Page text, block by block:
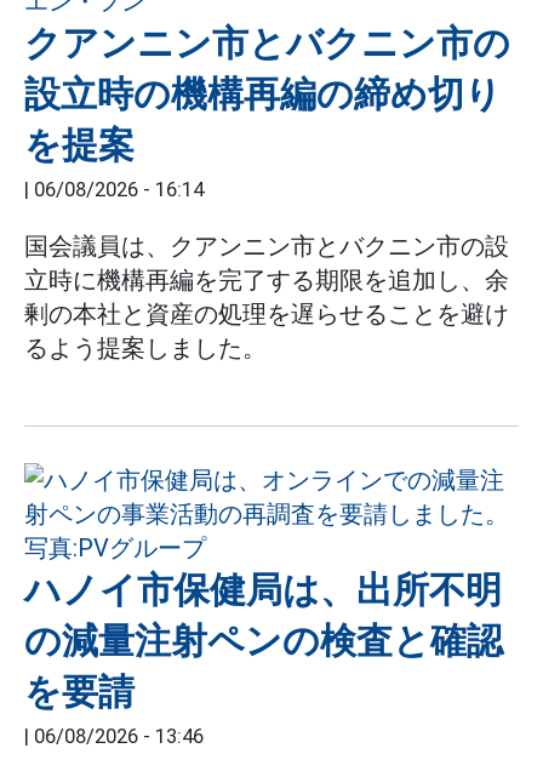
クアンニン市とバクニン市の
設立時の機構再編の締め切り
を提案
| 06/08/2026 - 16:14
国会議員は、クアンニン市とバクニン市の設
立時に機構再編を完了する期限を追加し、余
剰の本社と資産の処理を遅らせることを避け
るよう提案しました。
ハノイ市保健局は、出所不明
の減量注射ペンの検査と確認
を要請
| 06/08/2026 - 13:46